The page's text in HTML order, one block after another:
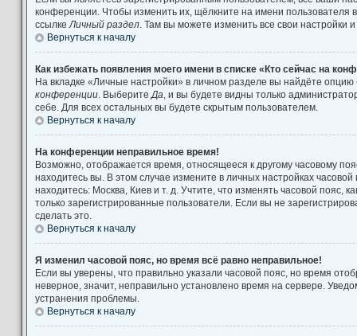
конференции. Чтобы изменить их, щёлкните на имени пользователя
ссылке Личный раздел . Там вы можете изменить все свои настройки
Вернуться к началу
Как избежать появления моего имени в списке «Кто сейчас на
На вкладке «Личные настройки» в личном разделе вы найдёте опцию
конференции . Выберите Да , и вы будете видны только
себе. Для всех остальных вы будете скрытым пользователем.
Вернуться к началу
На конференции неправильное время!
Возможно, отображается время, относящееся к другому часовому
находитесь вы. В этом случае измените в личных настройках часовой
находитесь: Москва, Киев и т. д. Учтите, что изменять часовой пояс,
только зарегистрированные пользователи. Если вы не
сделать это.
Вернуться к началу
Я изменил часовой пояс, но время всё равно неправильное!
Если вы уверены, что правильно указали часовой пояс, но время
неверное, значит, неправильно установлено время на сервере.
устранения проблемы.
Вернуться к началу